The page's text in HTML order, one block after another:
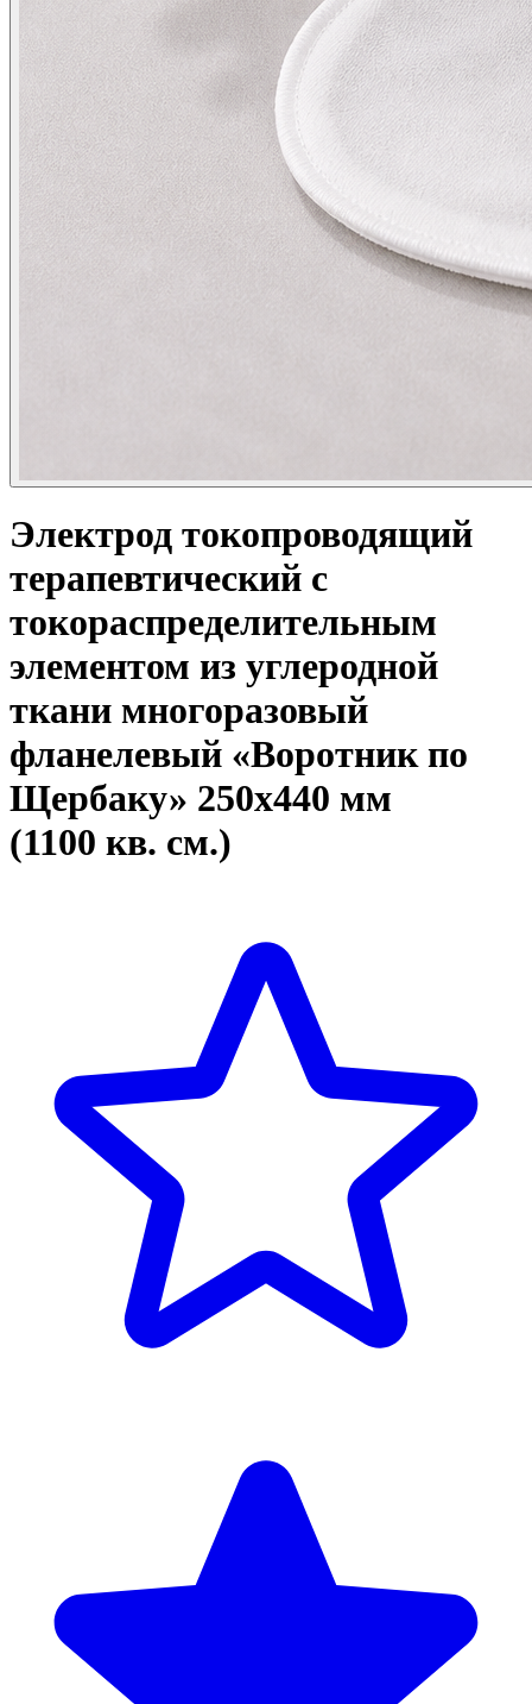
Электрод токопроводящий
терапевтический с
токораспределительным
элементом из углеродной
ткани многоразовый
фланелевый «Воротник по
Щербаку» 250x440 мм
(1100 кв. см.)